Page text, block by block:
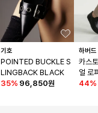
기호
POINTED BUCKLE S
LINGBACK BLACK
35% 96,850원
하버
카스
얼 로
44%